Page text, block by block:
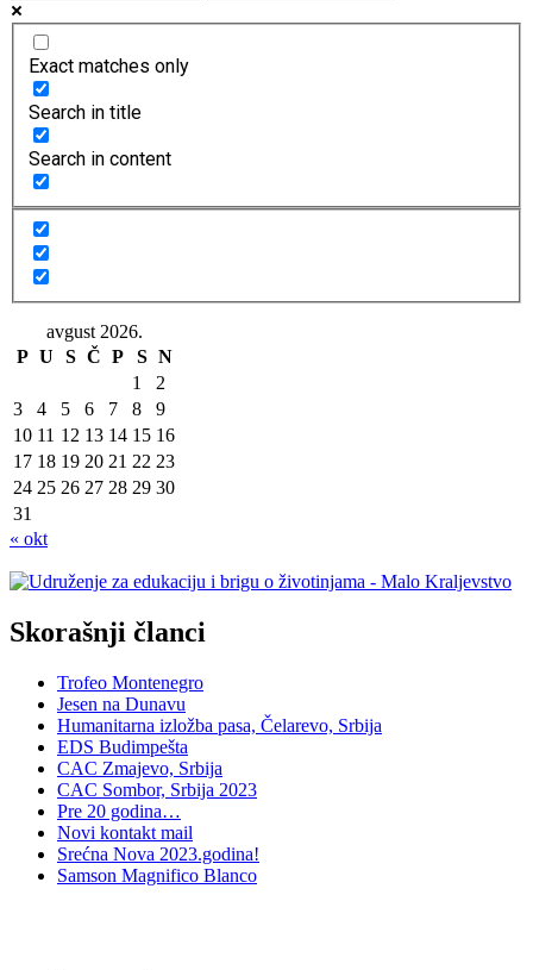
Exact matches only
Search in title
Search in content
avgust 2026.
P U S Č P S N
1
2
3
4 5 6 7 8
9
10 11 12 13 14 15 16
17 18 19 20 21 22 23
24 25 26 27 28 29 30
31
« okt
Skorašnji članci
Trofeo Montenegro
Jesen na Dunavu
Humanitarna izložba pasa, Čelarevo, Srbija
EDS Budimpešta
CAC Zmajevo, Srbija
CAC Sombor, Srbija 2023
Pre 20 godina…
Novi kontakt mail
Srećna Nova 2023.godina!
Samson Magnifico Blanco